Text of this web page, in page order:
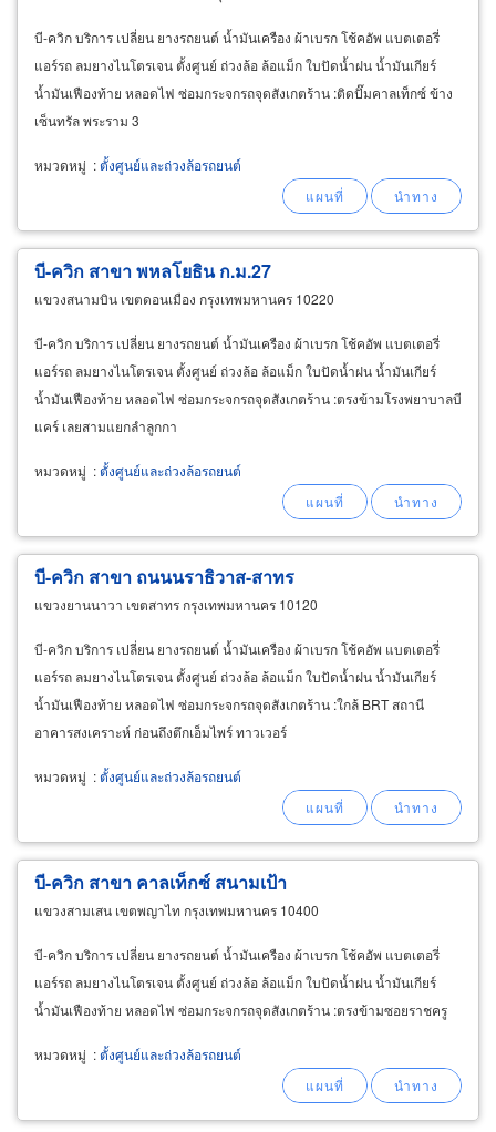
บี-ควิก บริการ เปลี่ยน ยางรถยนต์ น้ำมันเครือง ผ้าเบรก โช้คอัพ แบตเตอรี่
แอร์รถ ลมยางไนโตรเจน ตั้งศูนย์ ถ่วงล้อ ล้อแม็ก ใบปัดน้ำฝน น้ำมันเกียร์
น้ำมันเฟืองท้าย หลอดไฟ ซ่อมกระจกรถจุดสังเกตร้าน :ติดปั๊มคาลเท็กซ์ ข้าง
เซ็นทรัล พระราม 3
หมวดหมู่ :ตั้งศูนย์และถ่วงล้อรถยนต์
บี-ควิก สาขา พหลโยธิน ก.ม.27
แขวงสนามบิน เขตดอนเมือง กรุงเทพมหานคร 10220
บี-ควิก บริการ เปลี่ยน ยางรถยนต์ น้ำมันเครือง ผ้าเบรก โช้คอัพ แบตเตอรี่
แอร์รถ ลมยางไนโตรเจน ตั้งศูนย์ ถ่วงล้อ ล้อแม็ก ใบปัดน้ำฝน น้ำมันเกียร์
น้ำมันเฟืองท้าย หลอดไฟ ซ่อมกระจกรถจุดสังเกตร้าน :ตรงข้ามโรงพยาบาลบี
แคร์ เลยสามแยกลำลูกกา
หมวดหมู่ :ตั้งศูนย์และถ่วงล้อรถยนต์
บี-ควิก สาขา ถนนนราธิวาส-สาทร
แขวงยานนาวา เขตสาทร กรุงเทพมหานคร 10120
บี-ควิก บริการ เปลี่ยน ยางรถยนต์ น้ำมันเครือง ผ้าเบรก โช้คอัพ แบตเตอรี่
แอร์รถ ลมยางไนโตรเจน ตั้งศูนย์ ถ่วงล้อ ล้อแม็ก ใบปัดน้ำฝน น้ำมันเกียร์
น้ำมันเฟืองท้าย หลอดไฟ ซ่อมกระจกรถจุดสังเกตร้าน :ใกล้ BRT สถานี
อาคารสงเคราะห์ ก่อนถึงตึกเอ็มไพร์ ทาวเวอร์
หมวดหมู่ :ตั้งศูนย์และถ่วงล้อรถยนต์
บี-ควิก สาขา คาลเท็กซ์ สนามเป้า
แขวงสามเสน เขตพญาไท กรุงเทพมหานคร 10400
บี-ควิก บริการ เปลี่ยน ยางรถยนต์ น้ำมันเครือง ผ้าเบรก โช้คอัพ แบตเตอรี่
แอร์รถ ลมยางไนโตรเจน ตั้งศูนย์ ถ่วงล้อ ล้อแม็ก ใบปัดน้ำฝน น้ำมันเกียร์
น้ำมันเฟืองท้าย หลอดไฟ ซ่อมกระจกรถจุดสังเกตร้าน :ตรงข้ามซอยราชครู
หมวดหมู่ :ตั้งศูนย์และถ่วงล้อรถยนต์